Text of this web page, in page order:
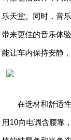
乐天堂。同时，音
带来更佳的音乐体
能让车内保持安静
在选材和舒适
用10向电调含腰靠